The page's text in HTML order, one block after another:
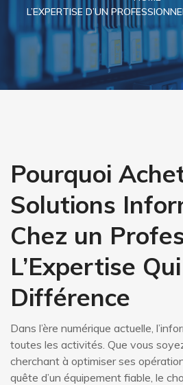
L’EXPERTISE D’UN
Pourquoi
Solutions
Chez un
L’Expertise
Différence
Dans l’ère numérique actuelle,
toutes les activités. Que vous
cherchant à optimiser ses
quête d’un équipement fiable, le